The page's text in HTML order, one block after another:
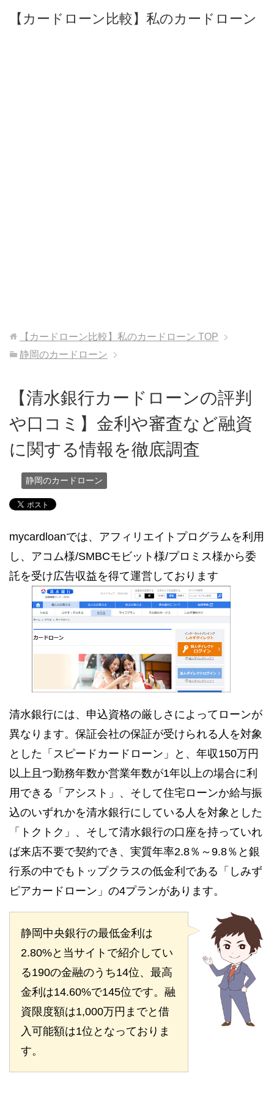
【カードローン比較】私のカードローン
【カードローン比較】私のカードローン TOP
静岡のカードローン
【清水銀行カードローンの評判
や口コミ】金利や審査など融資
に関する情報を徹底調査
静岡のカードローン
mycardloanでは、アフィリエイトプログラムを利用
し、アコム様/SMBCモビット様/プロミス様から委
託を受け広告収益を得て運営しております
清水銀行には、申込資格の厳しさによってローンが
異なります。保証会社の保証が受けられる人を対象
とした「スピードカードローン」と、年収150万円
以上且つ勤務年数か営業年数が1年以上の場合に利
用できる「アシスト」、そして住宅ローンか給与振
込のいずれかを清水銀行にしている人を対象とした
「トクトク」、そして清水銀行の口座を持っていれ
ば来店不要で契約でき、実質年率2.8％～9.8％と銀
行系の中でもトップクラスの低金利である「しみず
ピアカードローン」の4プランがあります。
静岡中央銀行の最低金利は
2.80%と当サイトで紹介してい
る190の金融のうち14位、最高
金利は14.60%で145位です。融
資限度額は1,000万円までと借
入可能額は1位となっておりま
す。